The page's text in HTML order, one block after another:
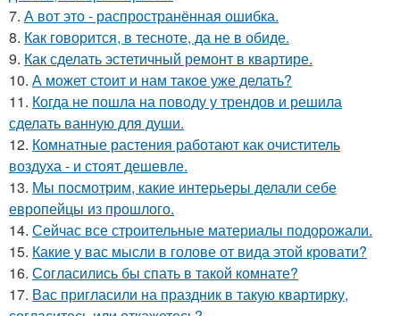
7. А вот это - распространённая ошибка.
8. Как говорится, в тесноте, да не в обиде.
9. Как сделать эстетичный ремонт в квартире.
10. А может стоит и нам такое уже делать?
11. Когда не пошла на поводу у трендов и решила
сделать ванную для души.
12. Комнатные растения работают как очиститель
воздуха - и стоят дешевле.
13. Мы посмотрим, какие интерьеры делали себе
европейцы из прошлого.
14. Сейчас все строительные материалы подорожали.
15. Какие у вас мысли в голове от вида этой кровати?
16. Согласились бы спать в такой комнате?
17. Вас пригласили на праздник в такую квартирку,